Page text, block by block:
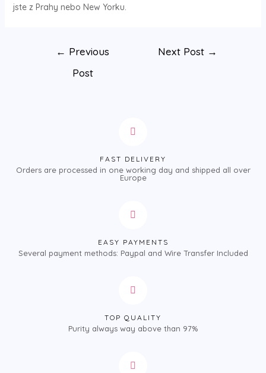
jste z Prahy nebo New Yorku.
← Previous
Post
Next Post →
FAST DELIVERY
Orders are processed in one working day and shipped all over
Europe
EASY PAYMENTS
Several payment methods: Paypal and Wire Transfer Included
TOP QUALITY
Purity always way above than 97%